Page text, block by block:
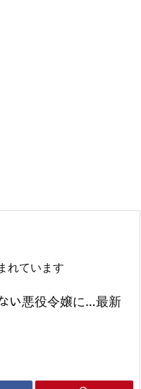
れています
い悪役令嬢に…最新